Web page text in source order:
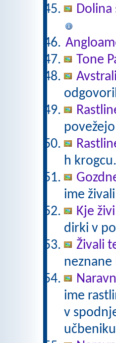
Tone
h krogcu.
ime
Kje
dirki v
Živali
neznane
ime
v